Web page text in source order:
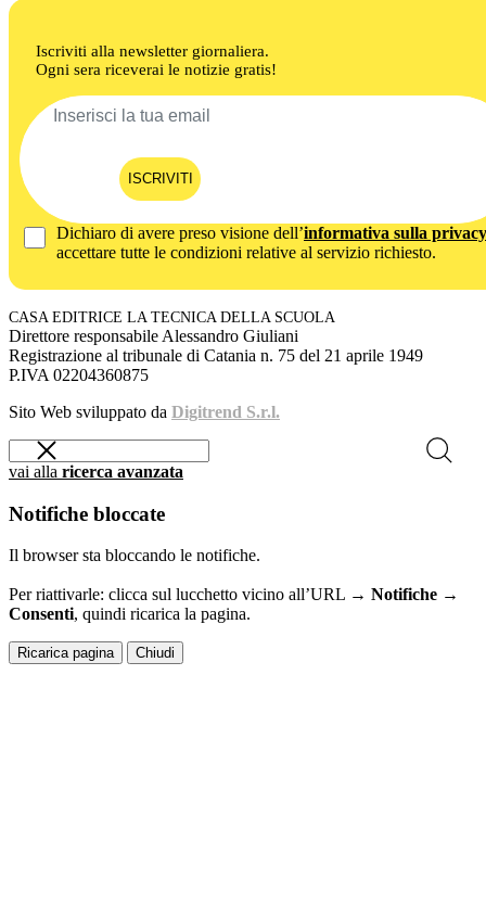
Iscriviti alla newsletter giornaliera.
Ogni sera riceverai le notizie gratis!
ISCRIVITI
Dichiaro di avere preso visione dell’informativa sulla privacy
accettare tutte le condizioni relative al servizio richiesto.
CASA EDITRICE LA TECNICA DELLA SCUOLA
Direttore responsabile Alessandro Giuliani
Registrazione al tribunale di Catania n. 75 del 21 aprile 1949
P.IVA 02204360875
Sito Web sviluppato da Digitrend S.r.l.
vai alla ricerca avanzata
Notifiche bloccate
Il browser sta bloccando le notifiche.
Per riattivarle: clicca sul lucchetto vicino all’URL → Notifiche →
Consenti, quindi ricarica la pagina.
Ricarica pagina Chiudi